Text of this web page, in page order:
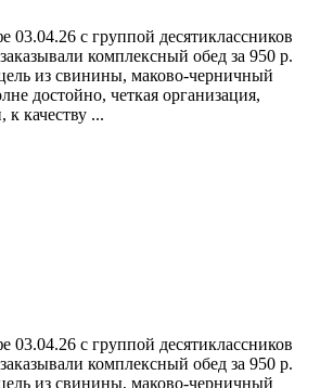
03.04.26 с группой десятиклассников
комплексный обед за 950 р.
из свинины, маково-черничный
достойно, четкая организация,
к качеству ...
03.04.26 с группой десятиклассников
комплексный обед за 950 р.
из свинины, маково-черничный